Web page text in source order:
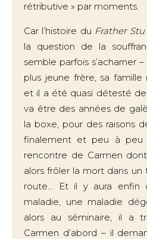
rétributive » par moments.
Car l’histoire du Frather Stu
la question de la
semble parfois s’acharner
plus jeune frère, sa famille
et il a été quasi détesté
va être des années de
la boxe, pour des raisons
finalement et peu à
rencontre de Carmen
alors frôler la mort dans
route... Et il y aura
maladie, une maladie
alors au séminaire, il a
Carmen d’abord – il